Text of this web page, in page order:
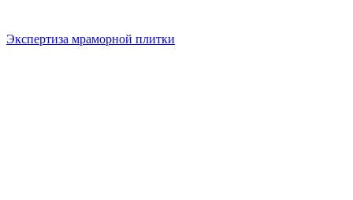
Экспертиза мраморной плитки